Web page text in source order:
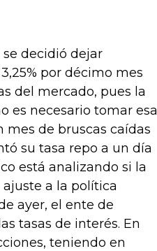
decidió dejar
por décimo mes
del mercado, pues la
es necesario tomar esa
de bruscas caídas
su tasa repo a un día
está analizando si la
a la política
ayer, el ente de
tasas de interés. En
teniendo en